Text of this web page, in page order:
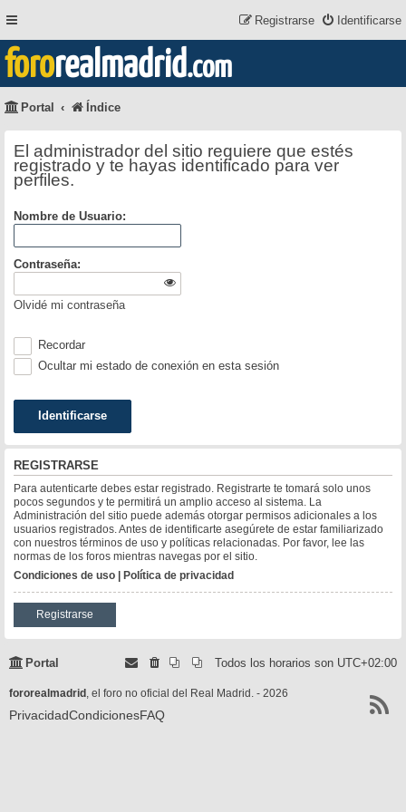
Identificarse
Registrarse
fororealmadrid.com
Portal Índice
El administrador del sitio requiere que estés
registrado y te hayas identificado para ver
perfiles.
Nombre de Usuario:
Contraseña:
Olvidé mi contraseña
Recordar
Ocultar mi estado de conexión en esta sesión
REGISTRARSE
Para autenticarte debes estar registrado. Registrarte te tomará solo unos
pocos segundos y te permitirá un amplio acceso al sistema. La
Administración del sitio puede además otorgar permisos adicionales a los
usuarios registrados. Antes de identificarte asegúrete de estar familiarizado
con nuestros términos de uso y políticas relacionadas. Por favor, lee las
normas de los foros mientras navegas por el sitio.
Condiciones de uso | Política de privacidad
Registrarse
Portal Todos los horarios son UTC+02:00
fororealmadrid , el foro no oficial del Real Madrid. - 2026
PrivacidadCondicionesFAQ